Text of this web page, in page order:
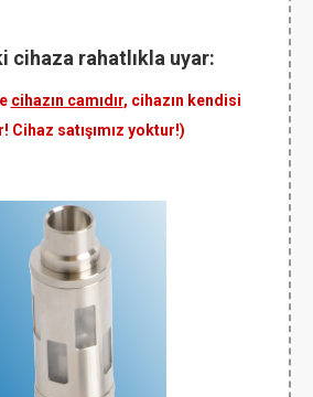
cihaza rahatlıkla uyar:
cihazın camıdır, cihazın kendisi
Cihaz satışımız yoktur!)